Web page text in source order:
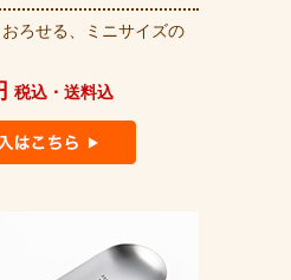
ろせる、ミニサイズの
税込・送料込